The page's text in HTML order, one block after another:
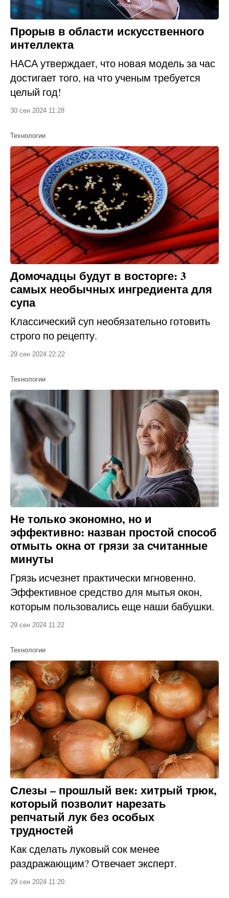
Прорыв в области искусственного
интеллекта
НАСА утверждает, что новая модель за час
достигает того, на что ученым требуется
целый год!
30 сен 2024 11:28
Технологии
Домочадцы будут в восторге: 3
самых необычных ингредиента для
супа
Классический суп необязательно готовить
строго по рецепту.
29 сен 2024 22:22
Технологии
Не только экономно, но и
эффективно: назван простой способ
отмыть окна от грязи за считанные
минуты
Грязь исчезнет практически мгновенно.
Эффективное средство для мытья окон,
которым пользовались еще наши бабушки.
29 сен 2024 11:22
Технологии
Слезы – прошлый век: хитрый трюк,
который позволит нарезать
репчатый лук без особых
трудностей
Как сделать луковый сок менее
раздражающим? Отвечает эксперт.
29 сен 2024 11:20